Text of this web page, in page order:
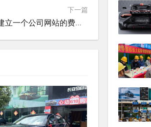
下一篇
专业高端企业网站建设方案,建立一个公司网站的费用.有哪些部分,分别要多少钱？